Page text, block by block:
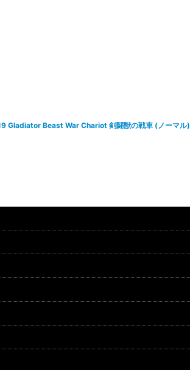
Gladiator Beast War Chariot 剣闘獣の戦車 (ノーマル)